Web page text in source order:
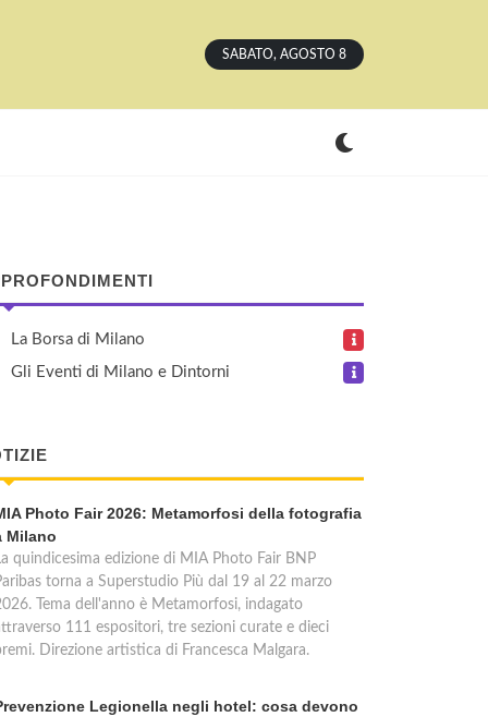
SABATO, AGOSTO 8
La Borsa di Milano
Gli Eventi di Milano e Dintorni
Photo Fair 2026: Metamorfosi della fotografia
Milano
quindicesima edizione di MIA Photo Fair BNP
torna a Superstudio Più dal 19 al 22 marzo
Tema dell'anno è Metamorfosi, indagato
111 espositori, tre sezioni curate e dieci
Direzione artistica di Francesca Malgara.
Legionella negli hotel: cosa devono